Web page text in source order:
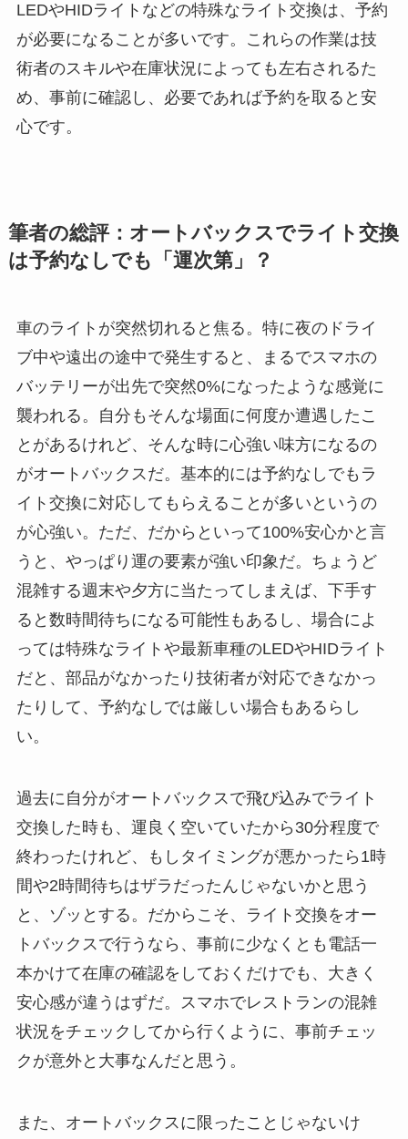
LEDやHIDライトなどの特殊なライト交換は、予約
が必要になることが多いです。これらの作業は技
術者のスキルや在庫状況によっても左右されるた
め、事前に確認し、必要であれば予約を取ると安
心です。
筆者の総評：オートバックスでライト交換
は予約なしでも「運次第」？
車のライトが突然切れると焦る。特に夜のドライ
ブ中や遠出の途中で発生すると、まるでスマホの
バッテリーが出先で突然0%になったような感覚に
襲われる。自分もそんな場面に何度か遭遇したこ
とがあるけれど、そんな時に心強い味方になるの
がオートバックスだ。基本的には予約なしでもラ
イト交換に対応してもらえることが多いというの
が心強い。ただ、だからといって100%安心かと言
うと、やっぱり運の要素が強い印象だ。ちょうど
混雑する週末や夕方に当たってしまえば、下手す
ると数時間待ちになる可能性もあるし、場合によ
っては特殊なライトや最新車種のLEDやHIDライト
だと、部品がなかったり技術者が対応できなかっ
たりして、予約なしでは厳しい場合もあるらし
い。
過去に自分がオートバックスで飛び込みでライト
交換した時も、運良く空いていたから30分程度で
終わったけれど、もしタイミングが悪かったら1時
間や2時間待ちはザラだったんじゃないかと思う
と、ゾッとする。だからこそ、ライト交換をオー
トバックスで行うなら、事前に少なくとも電話一
本かけて在庫の確認をしておくだけでも、大きく
安心感が違うはずだ。スマホでレストランの混雑
状況をチェックしてから行くように、事前チェッ
クが意外と大事なんだと思う。
また、オートバックスに限ったことじゃないけ